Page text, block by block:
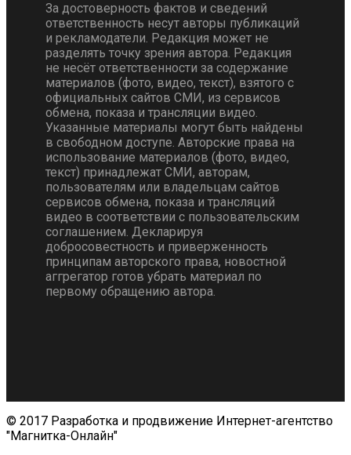
За достоверность фактов и сведений
ответственность несут авторы публикаций
и рекламодатели. Редакция может не
разделять точку зрения автора. Редакция
не несёт ответственности за содержание
материалов (фото, видео, текст), взятого с
официальных сайтов СМИ, из сервисов
обмена, показа и трансляции видео.
Указанные материалы могут быть найдены
в свободном доступе. Авторские права на
использование материалов (фото, видео,
текст) принадлежат СМИ, авторам,
пользователям или владельцам сайтов
сервисов обмена, показа и трансляций
видео в соответствии с пользовательским
соглашением. Декларируя
добросовестность и приверженность
принципам авторского права, новостной
аггрегатор готов убрать материал по
первому обращению автора.
© 2017 Разработка и продвижение Интернет-агентство
"Магнитка-Онлайн"